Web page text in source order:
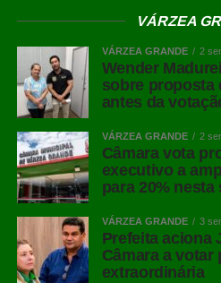
VÁRZEA
VÁRZEA GRANDE 2
Wender
sobre proposta
antes da
VÁRZEA GRANDE 2
Câmara vota
executivo a
para 20% nesta
VÁRZEA GRANDE 3
Prefeita aciona
Câmara a votar
extraordinária